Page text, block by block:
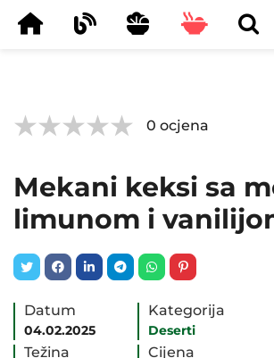


 0 ocjena
Mekani keksi sa
limunom i
Datum
04.02.2025
Kategorija
Deserti
Težina Cijena